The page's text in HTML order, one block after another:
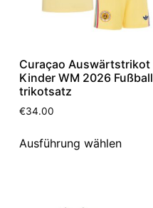
Curaçao Auswärtstrikot
Kinder WM 2026 Fußball
trikotsatz
€34.00
Ausführung wählen